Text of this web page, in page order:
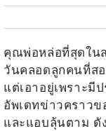
คุณพ่อหล่อที่สุดใน
วันคลอดลูกคนที่ส
แต่เอาอยู่เพราะมี
อัพเดทข่าวคราว
และแอบลุ้นตาม ดั